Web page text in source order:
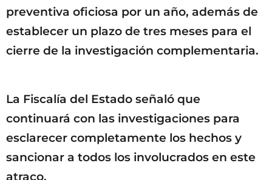
preventiva oficiosa por un año, además de
establecer un plazo de tres meses para el
cierre de la investigación complementaria.
La Fiscalía del Estado señaló que
continuará con las investigaciones para
esclarecer completamente los hechos y
sancionar a todos los involucrados en este
atraco.